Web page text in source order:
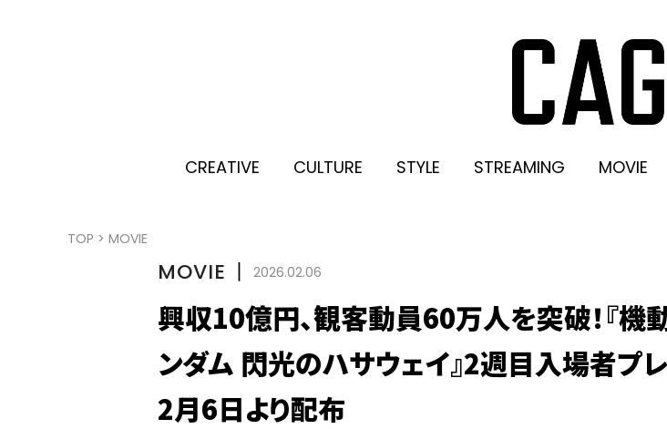
CREATIVE CULTURE STYLE STREAMING MOVIE
TOP > MOVIE
MOVIE 丨 2026.02.06
興収10億円、観客動員60万人を突破！『機
ンダム 閃光のハサウェイ』2週目入場者プ
2月6日より配布